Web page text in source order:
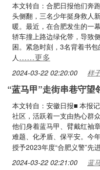
本文转自：合肥日报他们奔
头侧翻，三名少年挺身救人
暖。最近，在合肥发生的一
轿车撞上路边绿化带，导致
困。紧急时刻，3名背着书
人……更多
2024-03-22 02:20:00 样
“蓝马甲”走街串巷守望
本文转自：安徽日报■ 本报
社区，活跃着一支由热心群
他们身着蓝马甲、臂戴红袖
难题、化矛盾、保平安。今
授予2023年度“合肥义警”先
2024-03-22 02:21:00 蓝